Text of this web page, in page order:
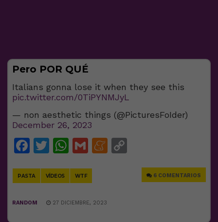
Pero POR QUÉ
Italians gonna lose it when they see this
pic.twitter.com/0TiPYNMJyL
— non aesthetic things (@PicturesFoIder)
December 26, 2023
Facebook
Twitter
WhatsApp
GmailMeneame
PASTA VÍDEOS WTF 6 COMENTARIOS
RANDOM 27 DICIEMBRE, 2023